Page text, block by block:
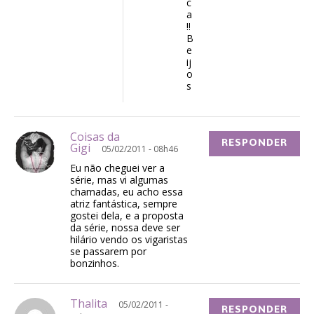
a
!!
B
e
ij
o
s
Coisas da
Gigi 05/02/2011 - 08h46
Eu não cheguei ver a
série, mas vi algumas
chamadas, eu acho essa
atriz fantástica, sempre
gostei dela, e a proposta
da série, nossa deve ser
hilário vendo os vigaristas
se passarem por
bonzinhos.
RESPONDER
Thalita
05/02/2011 -
RESPONDER